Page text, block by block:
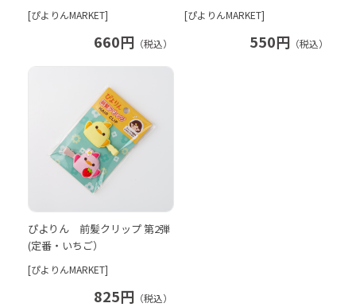
[ぴよりんMARKET]
660円 （税込）
[ぴよりんMARKET]
550円 （税込）
ぴよりん 前髪クリップ 第2弾
(定番・いちご）
[ぴよりんMARKET]
825円 （税込）